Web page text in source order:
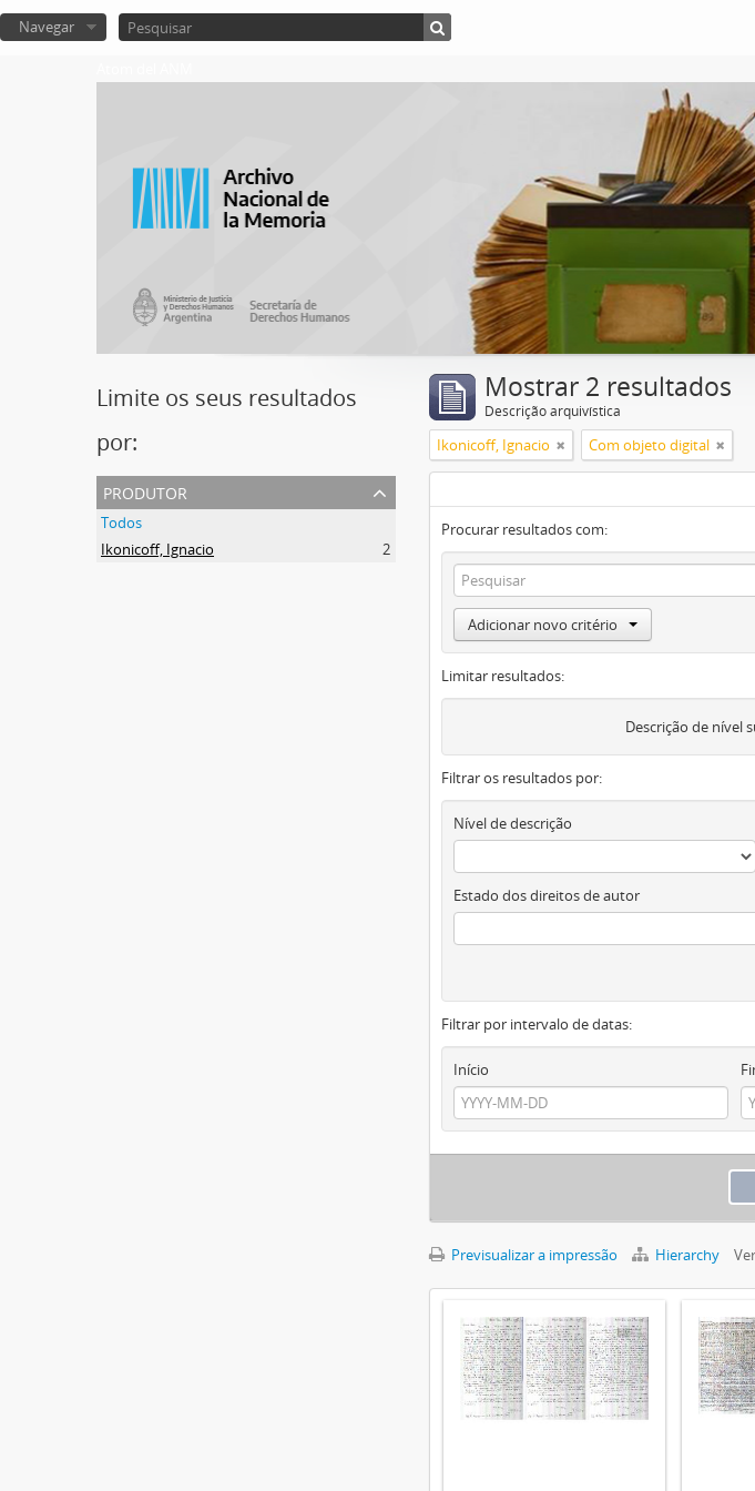
Navegar
Limite os seus resultados
por:
produtor
Todos
Ikonicoff, Ignacio
2
Mostrar 2 resultados
Descrição arquivística
Ikonicoff, Ignacio Com objeto digital
Procurar resultados com:
Adicionar novo critério
Limitar resultados:
Descrição de nível
Filtrar os resultados por:
Nível de descrição
Estado dos direitos de autor
Filtrar por intervalo de datas:
Início
Previsualizar a impressão Hierarchy